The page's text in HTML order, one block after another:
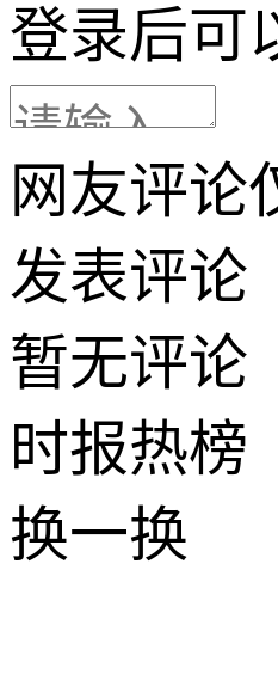
登录后可
网友评论
发表评论
暂无评论
时报热榜
换一换